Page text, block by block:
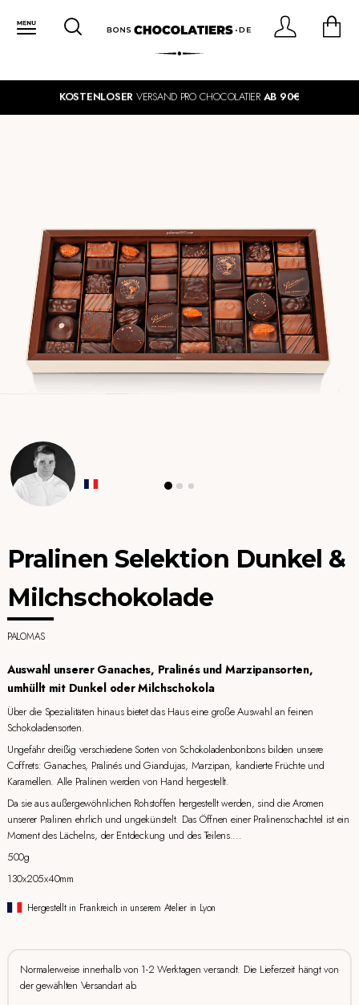
KOSTENLOSER VERSAND PRO CHOCOLATIER AB 90€
Pralinen Selektion Dunkel &
Milchschokolade
PALOMAS
Auswahl unserer Ganaches, Pralinés und Marzipansorten,
umhüllt mit Dunkel oder Milchschokola
Über die Spezialitäten hinaus bietet das Haus eine große Auswahl an feinen
Schokoladensorten.
Ungefähr dreißig verschiedene Sorten von Schokoladenbonbons bilden unsere
Coffrets: Ganaches, Pralinés und Giandujas, Marzipan, kandierte Früchte und
Karamellen. Alle Pralinen werden von Hand hergestellt.
Da sie aus außergewöhnlichen Rohstoffen hergestellt werden, sind die Aromen
unserer Pralinen ehrlich und ungekünstelt. Das Öffnen einer Pralinenschachtel ist ein
Moment des Lächelns, der Entdeckung und des Teilens....
500g
130x205x40mm
Hergestellt in Frankreich in unserem Atelier in Lyon
Normalerweise innerhalb von 1-2 Werktagen versandt. Die Lieferzeit hängt von
der gewählten Versandart ab.